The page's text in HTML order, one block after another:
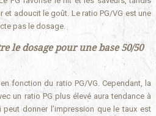
et adoucit le goût. Le ratio PG/VG est une
pas le dosage.
le dosage pour une base 50/50
fonction du ratio PG/VG. Cependant, la
un ratio PG plus élevé aura tendance à
donner l’impression que le taux est